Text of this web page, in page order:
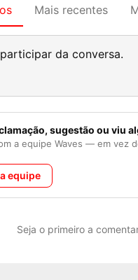
Mais recentes
da conversa.
sugestão ou viu
a equipe Waves — em vez
equipe
Seja o primeiro a